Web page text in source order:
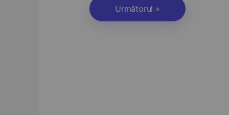
Următorul »